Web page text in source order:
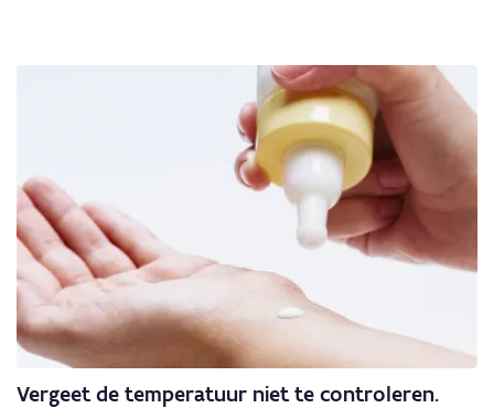
Vergeet de temperatuur niet te controleren.